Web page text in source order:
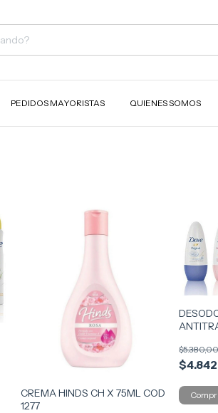
PEDIDOS MAYORISTAS QUIENES SOMOS
CREMA HINDS CH X 75ML COD
1277